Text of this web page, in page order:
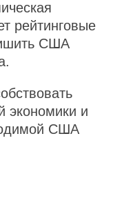
рейтинговые
США
экономики и
США